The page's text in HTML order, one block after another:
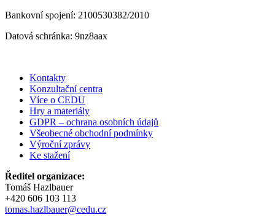
Bankovní spojení: 2100530382/2010
Datová schránka: 9nz8aax
Kontakty
Konzultační centra
Více o CEDU
Hry a materiály
GDPR – ochrana osobních údajů
Všeobecné obchodní podmínky
Výroční zprávy
Ke stažení
Ředitel organizace:
Tomáš Hazlbauer
+420 606 103 113
tomas.hazlbauer@cedu.cz